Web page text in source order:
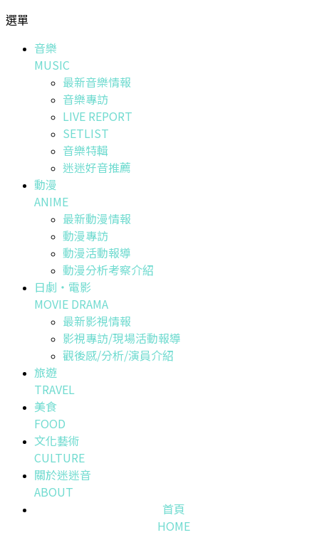
選單
音樂
MUSIC
最新音樂情報
音樂專訪
LIVE REPORT
SETLIST
音樂特輯
迷迷好音推薦
動漫
ANIME
最新動漫情報
動漫專訪
動漫活動報導
動漫分析考察介紹
日劇・電影
MOVIE DRAMA
最新影視情報
影視專訪/現場活動報導
觀後感/分析/演員介紹
旅遊
TRAVEL
美食
FOOD
文化藝術
CULTURE
關於迷迷音
ABOUT
首頁
HOME